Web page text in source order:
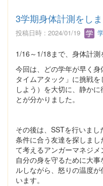
3学期身体計測をしま
投稿日時 : 2024/01/19
1/16～1/18まで、身体計測
今回は、どの学年が早く
タイムアタック」に挑戦
しよう）を大切に、静か
とが分かりました。
その後は、SSTを行いまし
条件に合う友達を探しま
て考えるアンガーマネジ
自分の身を守るために大
ルしながら、怒りの温度
います。